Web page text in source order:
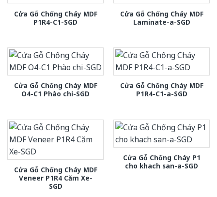
Cửa Gỗ Chống Cháy MDF
P1R4-C1-SGD
Cửa Gỗ Chống Cháy MDF
Laminate-a-SGD
Cửa Gỗ Chống Cháy MDF
O4-C1 Phào chi-SGD
Cửa Gỗ Chống Cháy MDF
P1R4-C1-a-SGD
Cửa Gỗ Chống Cháy MDF
Veneer P1R4 Căm Xe-
SGD
Cửa Gỗ Chống Cháy P1
cho khach san-a-SGD